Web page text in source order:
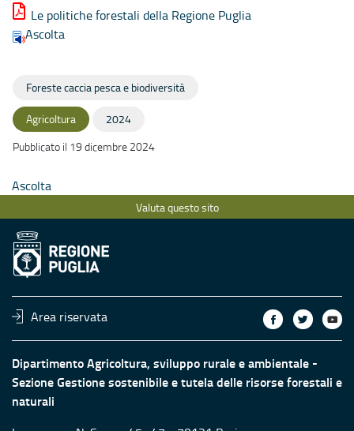
Le politiche forestali della Regione Puglia
Ascolta
Foreste caccia pesca e biodiversità
Agricoltura
2024
Pubblicato il 19 dicembre 2024
Ascolta
Valuta questo sito
Area riservata
Dipartimento Agricoltura, sviluppo rurale e ambientale -
Sezione Gestione sostenibile e tutela delle risorse forestali e
naturali